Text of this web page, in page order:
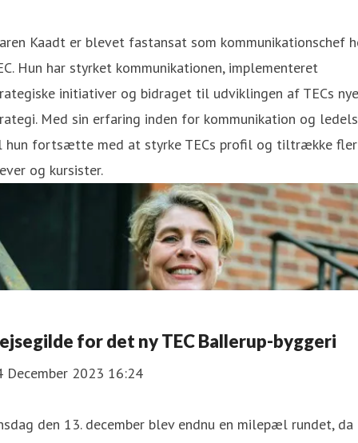
Kaadt er blevet fastansat som kommunikationschef
Hun har styrket kommunikationen, implementeret
initiativer og bidraget til udviklingen af TECs nye
Med sin erfaring inden for kommunikation og
hun fortsætte med at styrke TECs profil og tiltrække
og kursister.
for det ny TEC Ballerup-byggeri
December 2023 16:24
den 13. december blev endnu en milepæl rundet, da